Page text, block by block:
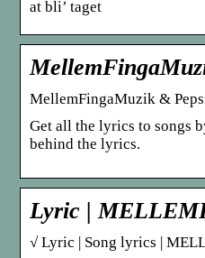
at bli’ taget
MellemFingaMuzik &
Get all the lyrics to songs
behind the lyrics.
Lyric |
√ Lyric | Song lyrics |